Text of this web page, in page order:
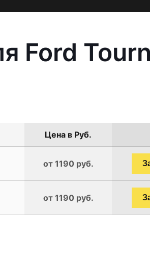
Ford
Цена в Руб.
от 1190 руб.
от 1190 руб.